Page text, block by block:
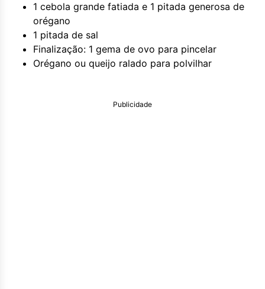
1 cebola grande fatiada e 1 pitada generosa de
orégano
1 pitada de sal
Finalização: 1 gema de ovo para pincelar
Orégano ou queijo ralado para polvilhar
Publicidade